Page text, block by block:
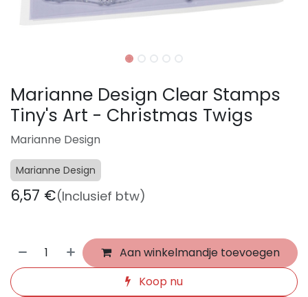
Marianne Design Clear Stamps
Tiny's Art - Christmas Twigs
Marianne Design
Marianne Design
6,57 €(Inclusief btw)
Aan winkelmandje toevoegen
Koop nu